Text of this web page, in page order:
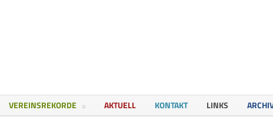
VEREINSREKORDE AKTUELL KONTAKT LINKS